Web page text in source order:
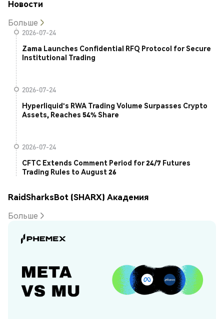
Новости
Больше
2026-07-24
Zama Launches Confidential RFQ Protocol for Secure
Institutional Trading
2026-07-24
Hyperliquid's RWA Trading Volume Surpasses Crypto
Assets, Reaches 54% Share
2026-07-24
CFTC Extends Comment Period for 24/7 Futures
Trading Rules to August 26
RaidSharksBot (SHARX) Академия
Больше